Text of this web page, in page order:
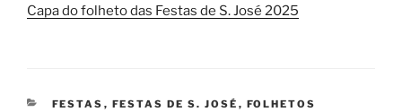
Capa do folheto das Festas de S. José 2025
CATEGORIAS
FESTAS , FESTAS DE S. JOSÉ , FOLHETOS